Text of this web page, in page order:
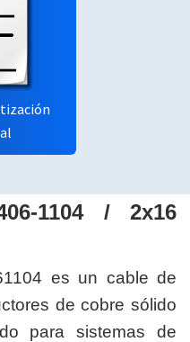
1104 / 2x16
es un cable de
de cobre sólido
para sistemas de